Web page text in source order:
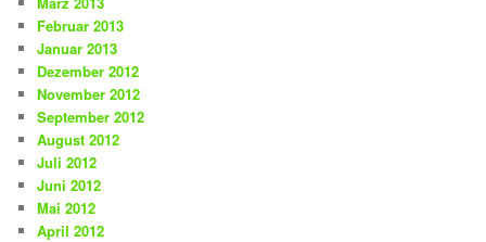
Februar 2013
Januar 2013
Dezember 2012
November 2012
September 2012
August 2012
Juli 2012
Juni 2012
Mai 2012
April 2012